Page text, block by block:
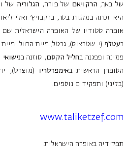
של באך, הרקויאם של פורה, הגלוריה של
היא זכתה במלגות בסר, ברקבויץ' ואלי
אופרה סטודיו של האופרה הישראלית
בעטלף(י. שטראוס), גרטל, פיית החול
פמינה ופפגנה בחליל הקסם, סוזנה בנישואי
הסופרן הראשית באימפרסריו (מוצרט),
(בליני) ותפקידים נוספים.
www.taliketzef.com
תפקידיה באופרה הישראלית: